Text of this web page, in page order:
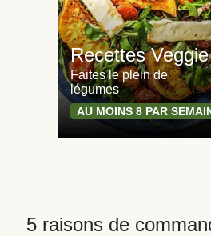
Recettes Veggie
Faites le plein de
légumes
AU MOINS 8 PAR
5 raisons de